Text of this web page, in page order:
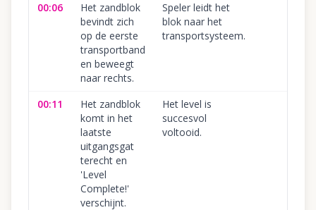
00:06
Het zandblok
bevindt zich
op de eerste
transportband
en beweegt
naar rechts.
Speler leidt het
blok naar het
transportsysteem.
00:11
Het zandblok
komt in het
laatste
uitgangsgat
terecht en
'Level
Complete!'
verschijnt.
Het level is
succesvol
voltooid.